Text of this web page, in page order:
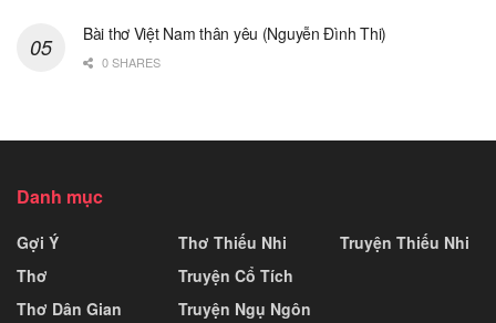
Bài thơ Việt Nam thân yêu (Nguyễn Đình Thi)
0 SHARES
Danh mục
Gợi Ý
Thơ
Thơ Dân Gian
Thơ Thiếu Nhi
Truyện Cổ Tích
Truyện Ngụ Ngôn
Truyện Thiếu Nhi